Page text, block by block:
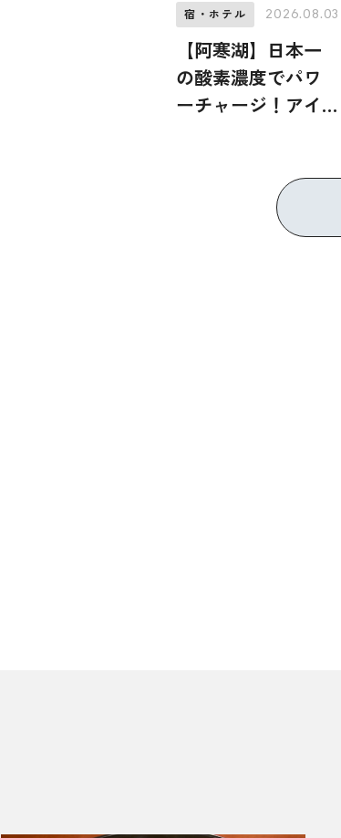
宿・ホテル 2026.08.03
【阿寒湖】日本一
の酸素濃度でパワ
ーチャージ！アイ
に満たされる「あ
かん遊久の里 鶴